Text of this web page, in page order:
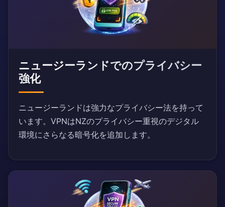
ニュージーランドでのプライバシー
強化
ニュージーランドは強力なプライバシー法を持って
います。VPNはNZのプライバシー重視のデジタル
環境にさらなる暗号化を追加します。